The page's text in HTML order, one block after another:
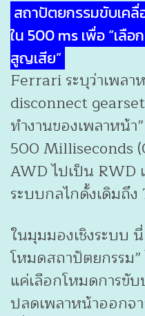
สถาปัตยกรรมขับเคลื่
ใน 500 ms เพื่อ “เลือ
สูญเสีย”
Ferrari ระบุว่าเพล
disconnect
ทำงานของเพลาหน้า
500 Milliseconds
AWD ไปเป็น RWD
ระบบกลไกดั้งเดิมถึง
ในมุมมองเชิงระบบ
โหมดสถาปัตยกรรม
แค่เลือกโหมดการขั
ปลดเพลาหน้าออกจ